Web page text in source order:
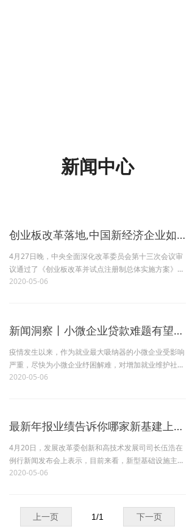
创业板改革落地,中国新经济企业如何抓住新机遇?
4月27日晚，中央全面深化改革委员会第十三次会议审
议通过了《创业板改革并试点注册制总体实施方案》
（下称"实施方案"），证监会发布创业板首发注册办
2020-05-06
新闻洞察丨小微企业贷款难题有望破解
疫情发生以来，作为就业最大吸纳器的小微企业受影响
严重，尽快为小微企业纾困解难，对增加就业维护社会
稳定，加快经济复苏至关重要。要想帮助小微企业渡过
相关企业和业内专家。
2020-05-06
最新年报业绩告诉你哪家新基建上市公司有投资机会
4月20日，发展改革委创新和高技术发展司司长伍浩在
例行新闻发布会上表示，目前来看，新型基础设施主要
包括信息基础设施、融合基础设施、创新基础设施等三
2020-05-06
上一页 下一页
1/1
新闻中心